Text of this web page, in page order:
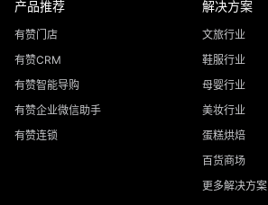
产品推荐
有赞门店
有赞CRM
有赞智能导购
有赞企业微信助手
有赞连锁
解决方案
文旅行业
鞋服行业
母婴行业
美妆行业
蛋糕烘焙
百货商场
更多解决方案